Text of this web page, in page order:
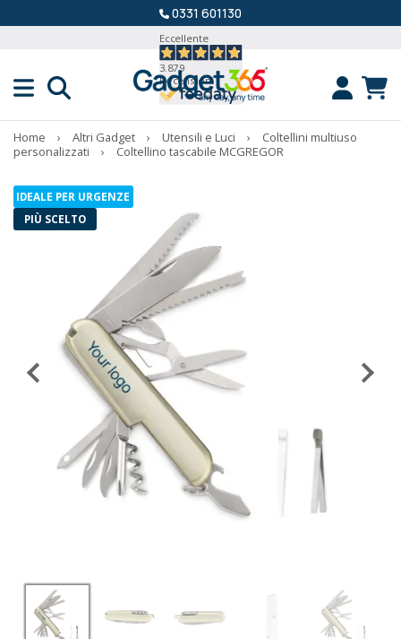
0331 601130
Eccellente
3.879
Recensioni
Home › Altri Gadget › Utensili e Luci ›
Coltellini multiuso
personalizzati
› Coltellino tascabile MCGREGOR
IDEALE PER URGENZE
PIÙ SCELTO